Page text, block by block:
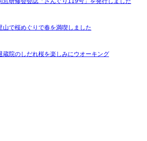
山で桜めぐりで春を満喫しました
蔵院のしだれ桜を楽しみにウオーキング